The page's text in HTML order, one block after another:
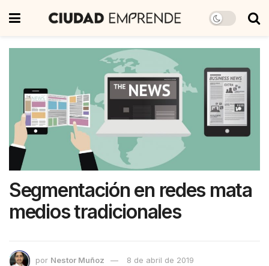
Segmentación en redes mata
medios tradicionales
por Nestor Muñoz 8 de abril de 2019